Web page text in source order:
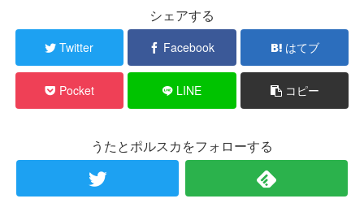
シェアする
Twitter Facebook はてブ
Pocket LINE コピー
うたとポルスカをフォローする